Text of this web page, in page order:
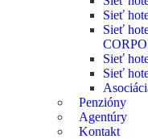
Sieť
Sieť
Sieť
Sieť
Penzióny
Agentúry
Kontakt